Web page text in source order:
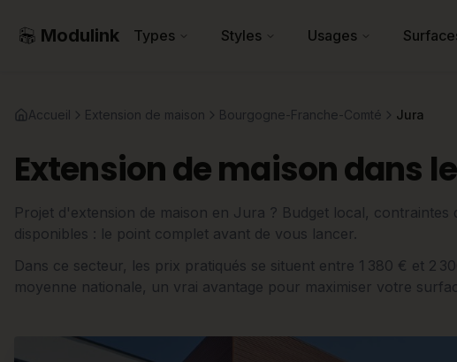
Modulink Types Styles Usages
Accueil Extension de maison Bourgogne-Franche-Comté Jura
Extension de maison dans
Projet d'extension de maison en Jura ? Budget local,
disponibles : le point complet avant de vous lancer.
Dans ce secteur, les prix pratiqués se situent entre 1 380 € et 2
moyenne nationale, un vrai avantage pour maximiser votre